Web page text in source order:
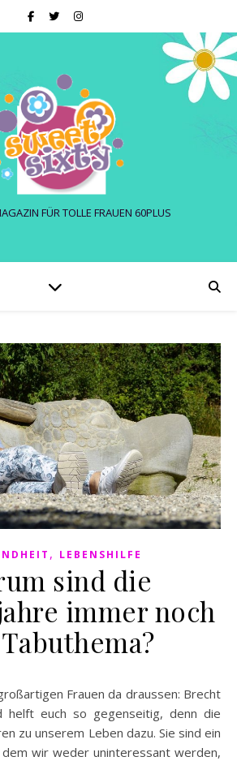
FÜR TOLLE FRAUEN 60PLUS
, LEBENSHILFE
sind die
immer noch
helft euch so gegenseitig, denn die
zu unserem Leben dazu. Sie sind ein
dem wir weder uninteressant werden,